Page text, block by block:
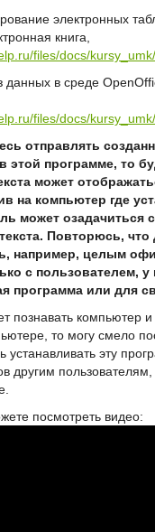
электронных
книга,
files/docs/
данных в среде
files/docs/
отправлять
этой программе, то
может
на компьютер где
может озадачиться с
Повторюсь,
например, целым
с пользователем, у
программа или для
познавать компьютер
то могу смело
устанавливать эту
другим
посмотреть видео: